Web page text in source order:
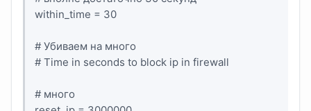
within_time = 30
# Убиваем на много
# Time in seconds to block ip in firewall
# много